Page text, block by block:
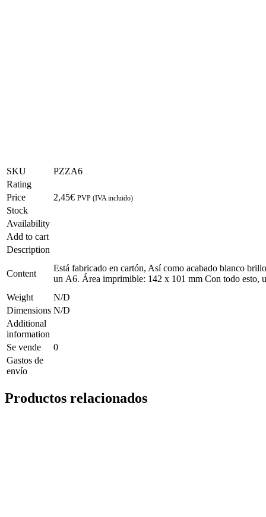
SKU
PZZA6
Rating
Price
2,45€ PVP (IVA incluido)
Stock
Availability
Add to cart
Description
Content
Está fabricado en cartón, Así como acabado blanco
un A6. Área imprimible: 142 x 101 mm Con todo esto,
Weight
N/D
Dimensions N/D
Additional
information
Se vende
0
Gastos de
envío
Productos relacionados